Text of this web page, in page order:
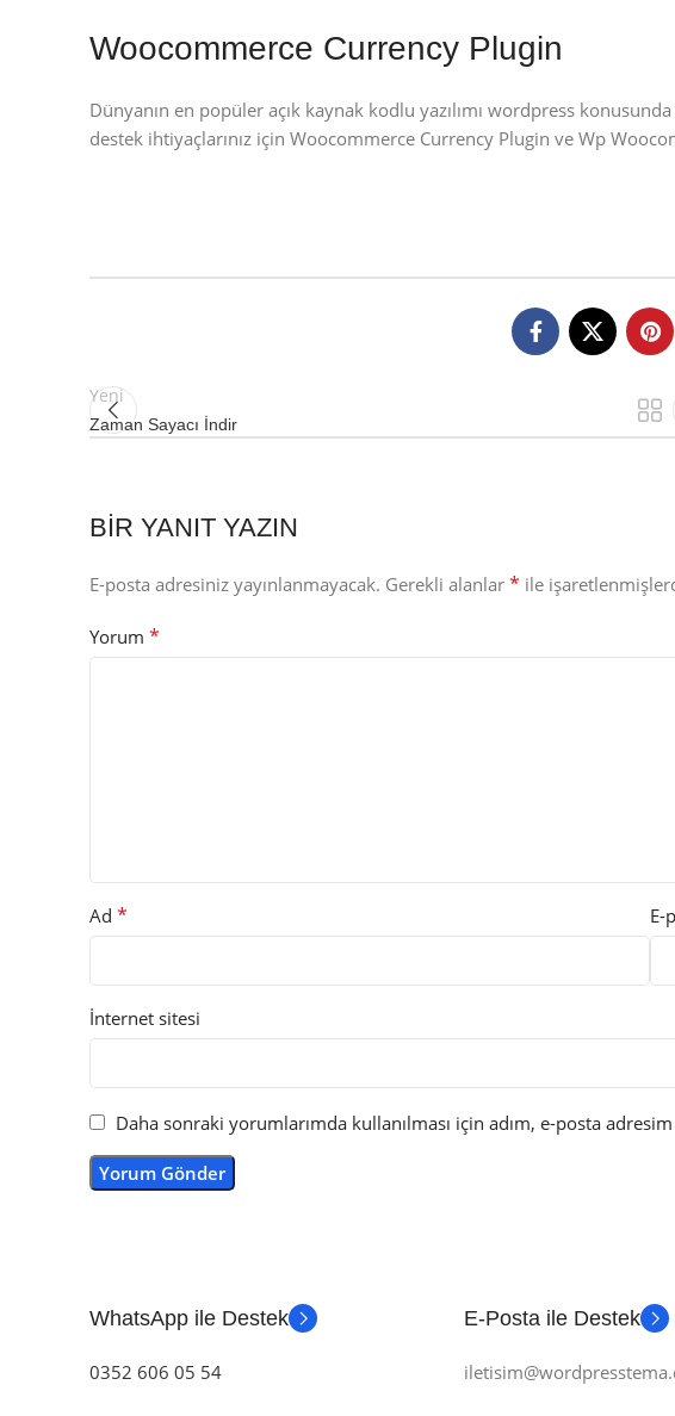
Woocommerce Currency Plugin
Dünyanın en popüler açık kaynak kodlu yazılımı wordpress
destek ihtiyaçlarınız için Woocommerce Currency Plugin ve Wp
Yeni
Zaman Sayacı İndir
BIR YANIT YAZIN
E-posta adresiniz yayınlanmayacak. Gerekli alanlar * ile
Yorum *
Ad * E-
İnternet sitesi
Daha sonraki yorumlarımda kullanılması için adım, e-posta
WhatsApp ile Destek
0352 606 05 54
E-Posta ile Destek